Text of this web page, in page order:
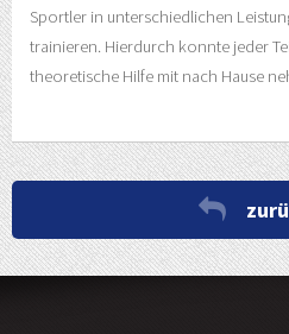
Sportler in unterschiedlichen
trainieren. Hierdurch konnte jeder
theoretische Hilfe mit nach Hause